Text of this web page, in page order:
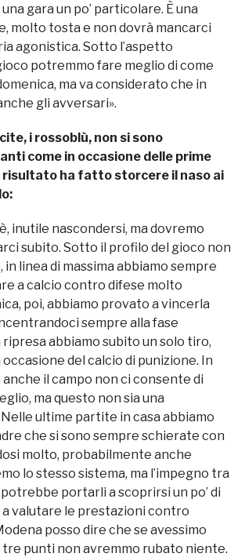
gara un po’ particolare. È una
molto tosta e non dovrà mancarci
agonistica. Sotto l’aspetto
potremmo fare meglio di come
ma va considerato che in
gli avversari».
i rossoblù, non si sono
come in occasione delle prime
risultato ha fatto storcere il naso ai
inutile nascondersi, ma dovremo
subito. Sotto il profilo del gioco non
in linea di massima abbiamo sempre
a calcio contro difese molto
poi, abbiamo provato a vincerla
sempre alla fase
abbiamo subito un solo tiro,
occasione del calcio di punizione. In
il campo non ci consente di
ma questo non sia una
ultime partite in casa abbiamo
che si sono sempre schierate con
molto, probabilmente anche
lo stesso sistema, ma l’impegno tra
portarli a scoprirsi un po’ di
a valutare le prestazioni contro
posso dire che se avessimo
tre punti non avremmo rubato niente.